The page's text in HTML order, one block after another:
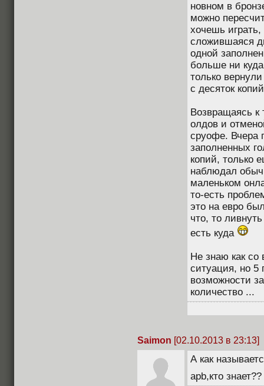
новном в
можно
хочешь
сложившаяся
одной
больше ни
только
с десяток
Возвращаясь
олдов и
сруофе. Вчера
заполненных
копий, только
наблюдал
маленьком
то-есть
это на евро
что, то
есть куда
Не знаю как со
ситуация, но 5
возможности
количество ...
Saimon [02.10.2013 в 23:13]
А как
apb,кто знает??